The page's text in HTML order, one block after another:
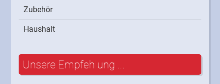
Zubehör
Haushalt
Unsere Empfehlung ...